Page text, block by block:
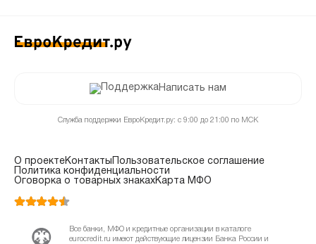
Написать нам
Служба поддержки ЕвроКредит.ру: с 9:00 до 21:00 по МСК
О проектеКонтакты Пользовательское соглашение
Политика конфиденциальности
Оговорка о товарных знакахКарта МФО
Все банки, МФО и кредитные организации в каталоге
eurocredit.ru имеют действующие лицензии Банка России и